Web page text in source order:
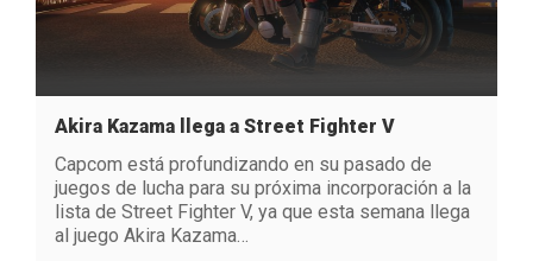
Akira Kazama llega a Street Fighter V
Capcom está profundizando en su pasado de
juegos de lucha para su próxima incorporación a la
lista de Street Fighter V, ya que esta semana llega
al juego Akira Kazama…